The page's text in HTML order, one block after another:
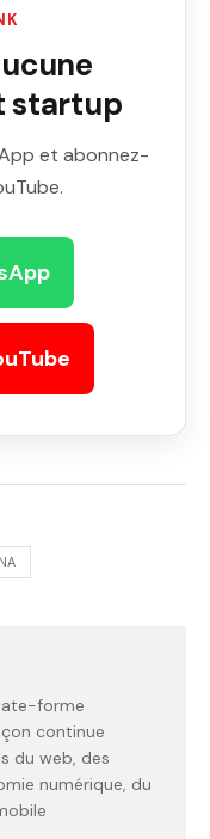
startup
et abonnez-
forme
continue
du web, des
numérique, du